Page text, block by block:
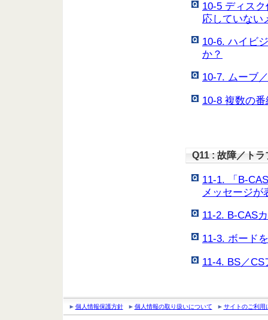
10-5 ディス
応していない
10-6. ハイビ
か？
10-7. ムーブ
10-8 複数の
Q11 : 故障／トラ
11-1. 「B-
メッセージが
11-2. B-CAS
11-3. ボード
11-4. BS／
個人情報保護方針 個人情報の取り扱いについて サイトのご利用